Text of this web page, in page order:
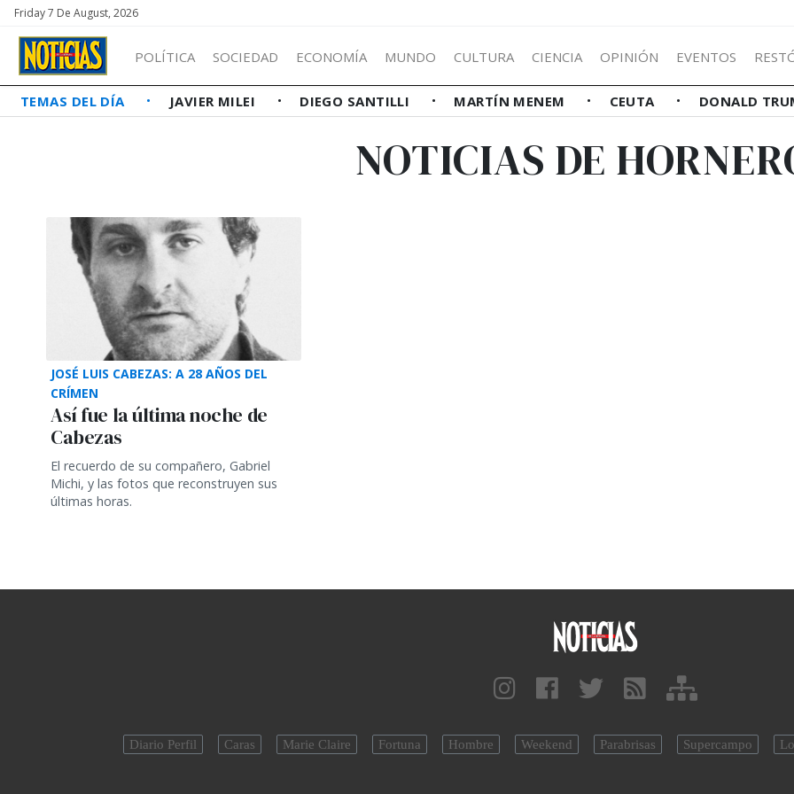
Friday 7 De August, 2026
POLÍTICA SOCIEDAD ECONOMÍA MUNDO CULTURA CIENCIA OPINIÓN EVENTOS
TEMAS DEL DÍA JAVIER MILEI DIEGO SANTILLI MARTÍN MENEM CEUTA DONALD
NOTICIAS DE
JOSÉ LUIS CABEZAS: A 28 AÑOS DEL
CRÍMEN
Así fue la última noche de
Cabezas
El recuerdo de su compañero, Gabriel
Michi, y las fotos que reconstruyen sus
últimas horas.
Diario Perfil Caras Marie Claire Fortuna Hombre Weekend Parabrisas Supercampo